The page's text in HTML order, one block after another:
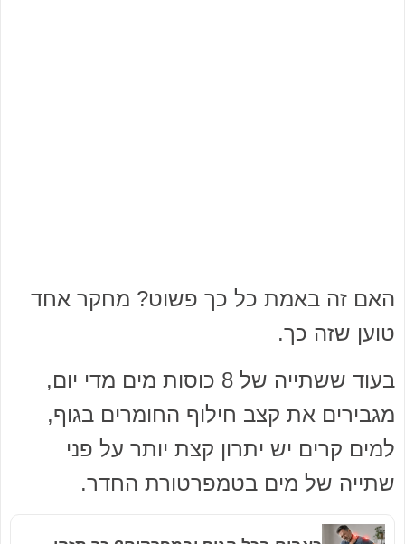
האם זה באמת כל כך פשוט? מחקר אחד
טוען שזה כך.
בעוד ששתייה של 8 כוסות מים מדי יום,
מגבירים את קצב חילוף החומרים בגוף,
למים קרים יש יתרון קצת יותר על פני
שתייה של מים בטמפרטורת החדר.